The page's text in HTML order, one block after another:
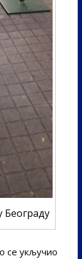
се укључио